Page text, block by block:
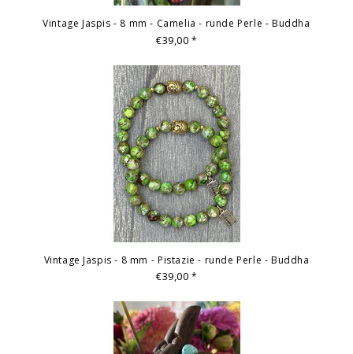
Vintage Jaspis - 8 mm - Camelia - runde Perle - Buddha
€39,00*
Vintage Jaspis - 8 mm - Pistazie - runde Perle - Buddha
€39,00*